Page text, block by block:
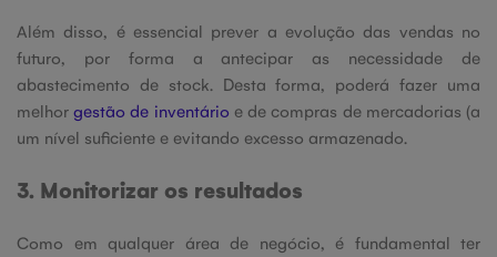
Além disso, é essencial prever a evolução das vendas no
futuro, por forma a antecipar as necessidade de
abastecimento de stock. Desta forma, poderá fazer uma
melhorgestão de inventário e de compras de mercadorias (a
um nível suficiente e evitando excesso armazenado.
3. Monitorizar os resultados
Como em qualquer área de negócio, é fundamental ter